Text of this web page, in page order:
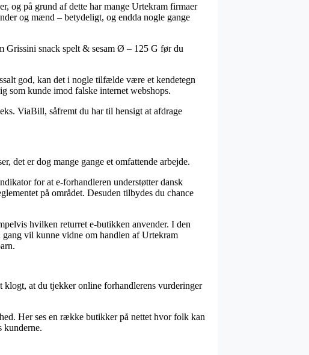
og på grund af dette har mange Urtekram firmaer
og mænd – betydeligt, og endda nogle gange
Grissini snack spelt & sesam Ø – 125 G før du
god, kan det i nogle tilfælde være et kendetegn
som kunde imod falske internet webshops.
ViaBill, såfremt du har til hensigt at afdrage
det er dog mange gange et omfattende arbejde.
for at e-forhandleren understøtter dansk
på området. Desuden tilbydes du chance
hvilken returret e-butikken anvender. I den
gang vil kunne vidne om handlen af Urtekram
at du tjekker online forhandlerens vurderinger
Her ses en række butikker på nettet hvor folk kan
kunderne.